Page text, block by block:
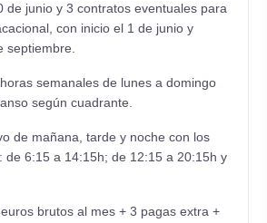
de junio y 3 contratos eventuales para
con inicio el 1 de junio y
septiembre.
semanales de lunes a domingo
según cuadrante.
de mañana, tarde y noche con los
de 6:15 a 14:15h; de 12:15 a 20:15h y
brutos al mes + 3 pagas extra +